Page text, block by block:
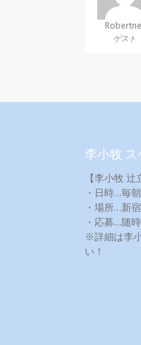
ゲスト
李小牧
【李小牧 辻
・日時…毎
・場所…新
・応募…随
※詳細は李
い！